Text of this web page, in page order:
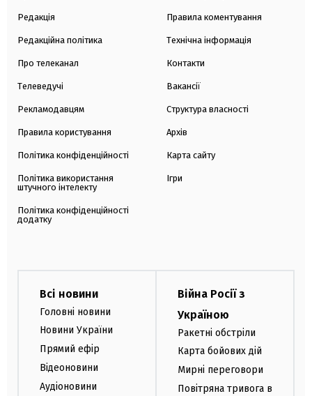
Редакція
Редакційна політика
Про телеканал
Телеведучі
Рекламодавцям
Правила користування
Політика конфіденційності
Політика використання
штучного інтелекту
Політика конфіденційності
додатку
Правила коментування
Технічна інформація
Контакти
Вакансії
Структура власності
Архів
Карта сайту
Ігри
Всі новини
Головні новини
Новини України
Прямий ефір
Відеоновини
Аудіоновини
Війна Росії з
Україною
Ракетні обстріли
Карта бойових дій
Мирні переговори
Повітряна тривога в